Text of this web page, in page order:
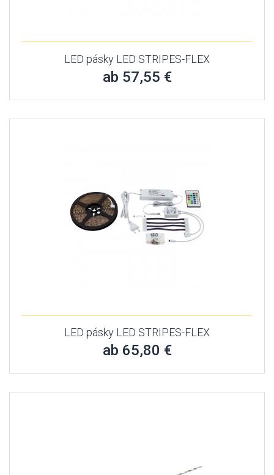
LED pásky LED STRIPES-FLEX
ab 57,55 €
LED pásky LED STRIPES-FLEX
ab 65,80 €